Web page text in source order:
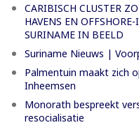
CARIBISCH CLUSTER
HAVENS EN
SURINAME IN BEELD
Suriname Nieuws |
Palmentuin maakt zich
Inheemsen
Monorath bespreekt
resocialisatie